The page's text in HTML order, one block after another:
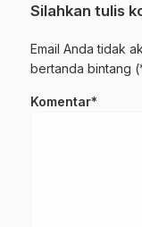
Silahkan tulis
Email Anda tidak
bertanda bintang
Komentar*